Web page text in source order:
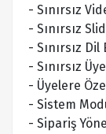
- Sınırsız
- Sınırsız
- Sınırsız
- Sınırsız
- Üyelere
- Sistem
- Sipariş